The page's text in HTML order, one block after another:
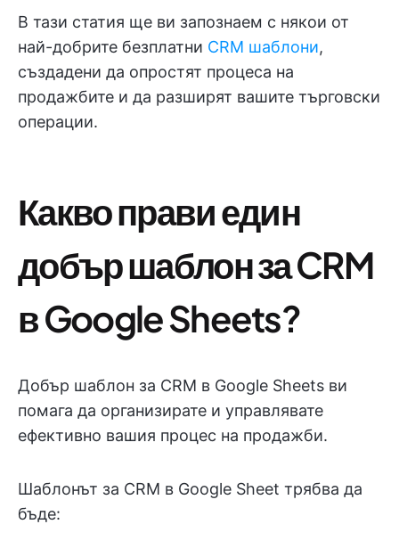
В тази статия ще ви запознаем с някои от
най-добрите безплатни CRM шаблони,
създадени да опростят процеса на
продажбите и да разширят вашите търговски
операции.
Какво прави един
добър шаблон за CRM
в Google Sheets?
Добър шаблон за CRM в Google Sheets ви
помага да организирате и управлявате
ефективно вашия процес на продажби.
Шаблонът за CRM в Google Sheet трябва да
бъде: